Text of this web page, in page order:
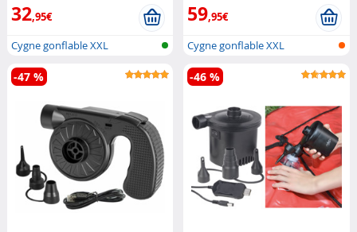
32,95€
Cygne gonflable XXL
59,95€
Cygne gonflable XXL
-47 % -46 %